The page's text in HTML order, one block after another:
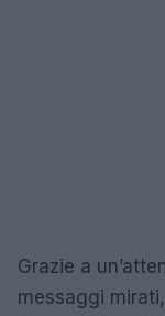
Grazie a
messaggi